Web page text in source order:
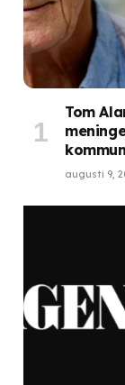
Tom
augusti 9,